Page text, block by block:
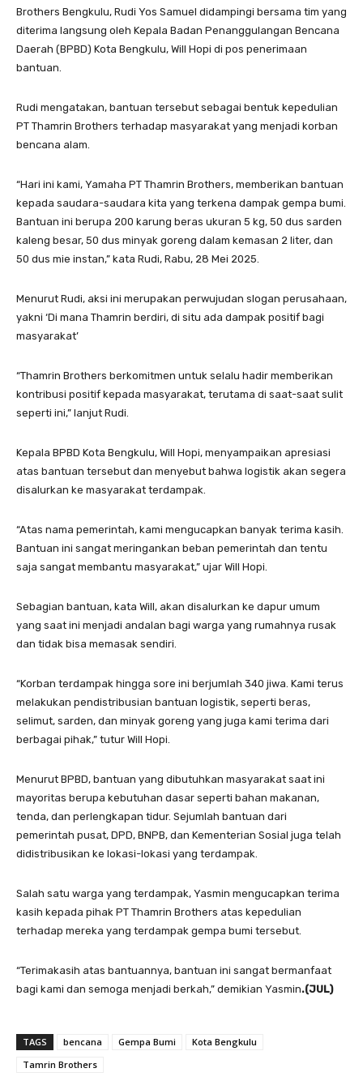
Brothers Bengkulu, Rudi Yos Samuel didampingi bersama tim yang
diterima langsung oleh Kepala Badan Penanggulangan Bencana
Daerah (BPBD) Kota Bengkulu, Will Hopi di pos penerimaan
bantuan.
Rudi mengatakan, bantuan tersebut sebagai bentuk kepedulian
PT Thamrin Brothers terhadap masyarakat yang menjadi korban
bencana alam.
“Hari ini kami, Yamaha PT Thamrin Brothers, memberikan bantuan
kepada saudara-saudara kita yang terkena dampak gempa bumi.
Bantuan ini berupa 200 karung beras ukuran 5 kg, 50 dus sarden
kaleng besar, 50 dus minyak goreng dalam kemasan 2 liter, dan
50 dus mie instan,” kata Rudi, Rabu, 28 Mei 2025.
Menurut Rudi, aksi ini merupakan perwujudan slogan perusahaan,
yakni ‘Di mana Thamrin berdiri, di situ ada dampak positif bagi
masyarakat’
“Thamrin Brothers berkomitmen untuk selalu hadir memberikan
kontribusi positif kepada masyarakat, terutama di saat-saat sulit
seperti ini,” lanjut Rudi.
Kepala BPBD Kota Bengkulu, Will Hopi, menyampaikan apresiasi
atas bantuan tersebut dan menyebut bahwa logistik akan segera
disalurkan ke masyarakat terdampak.
“Atas nama pemerintah, kami mengucapkan banyak terima kasih.
Bantuan ini sangat meringankan beban pemerintah dan tentu
saja sangat membantu masyarakat,” ujar Will Hopi.
Sebagian bantuan, kata Will, akan disalurkan ke dapur umum
yang saat ini menjadi andalan bagi warga yang rumahnya rusak
dan tidak bisa memasak sendiri.
“Korban terdampak hingga sore ini berjumlah 340 jiwa. Kami terus
melakukan pendistribusian bantuan logistik, seperti beras,
selimut, sarden, dan minyak goreng yang juga kami terima dari
berbagai pihak,” tutur Will Hopi.
Menurut BPBD, bantuan yang dibutuhkan masyarakat saat ini
mayoritas berupa kebutuhan dasar seperti bahan makanan,
tenda, dan perlengkapan tidur. Sejumlah bantuan dari
pemerintah pusat, DPD, BNPB, dan Kementerian Sosial juga telah
didistribusikan ke lokasi-lokasi yang terdampak.
Salah satu warga yang terdampak, Yasmin mengucapkan terima
kasih kepada pihak PT Thamrin Brothers atas kepedulian
terhadap mereka yang terdampak gempa bumi tersebut.
“Terimakasih atas bantuannya, bantuan ini sangat bermanfaat
bagi kami dan semoga menjadi berkah,” demikian Yasmin.(JUL)
TAGS bencana Gempa Bumi
Kota Bengkulu
Tamrin Brothers